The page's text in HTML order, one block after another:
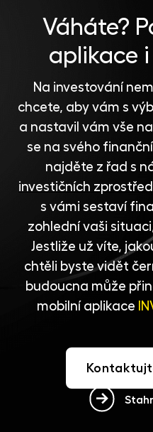
Váháte?
aplikace
Na investování
chcete, aby vám s
a nastavil vám vše
se na svého
najděte z řad s
investičních
s vámi sestaví
zohlední vaši
Jestliže už víte,
chtěli byste vidět
budoucna může
mobilní aplikace